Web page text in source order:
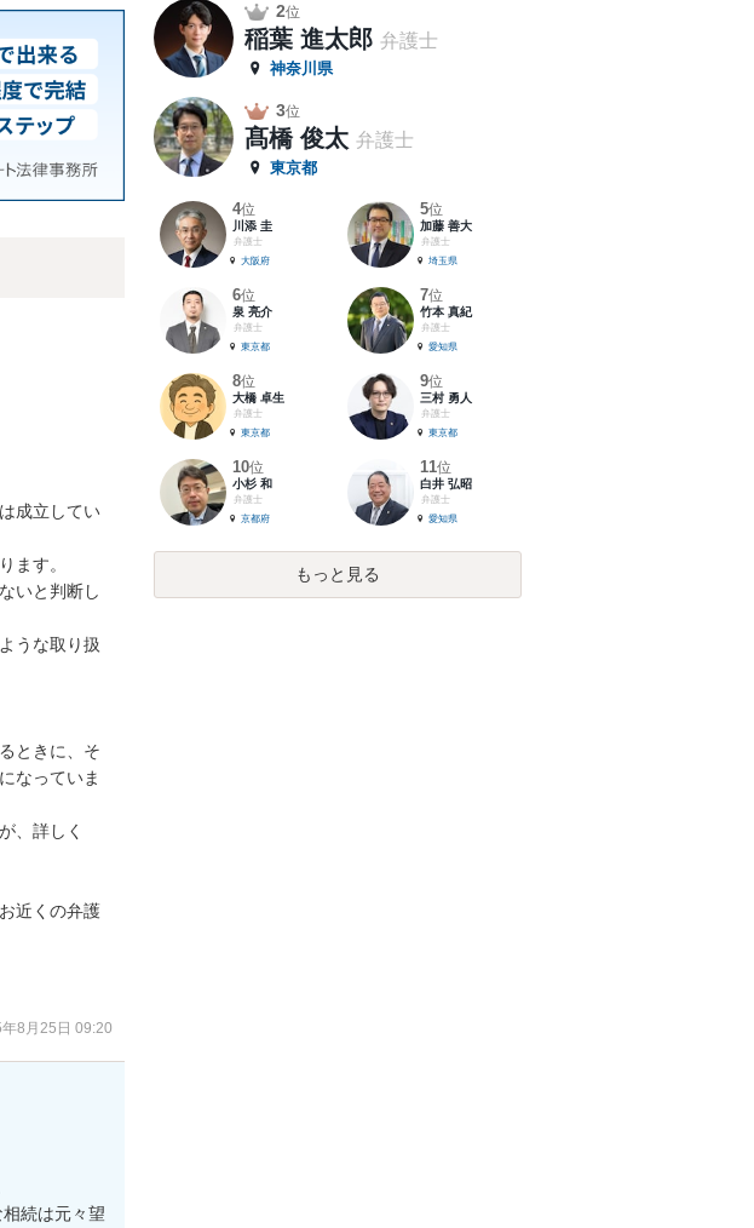
成立してい
ます。
いと判断し
うな取り扱
ときに、そ
なっていま
、詳しく
近くの弁護
8月25日 09:20
続は元々望
2位
稲葉 進太郎 弁護士
神奈川県
3位
髙橋 俊太 弁護士
東京都
4位
川添 圭
弁護士
大阪府
5位
加藤 善大
弁護士
埼玉県
6位
泉 亮介
弁護士
東京都
7位
竹本 真紀
弁護士
愛知県
8位
大橋 卓生
弁護士
東京都
9位
三村 勇人
弁護士
東京都
10位
小杉 和
弁護士
京都府
11位
白井 弘昭
弁護士
愛知県
もっと見る